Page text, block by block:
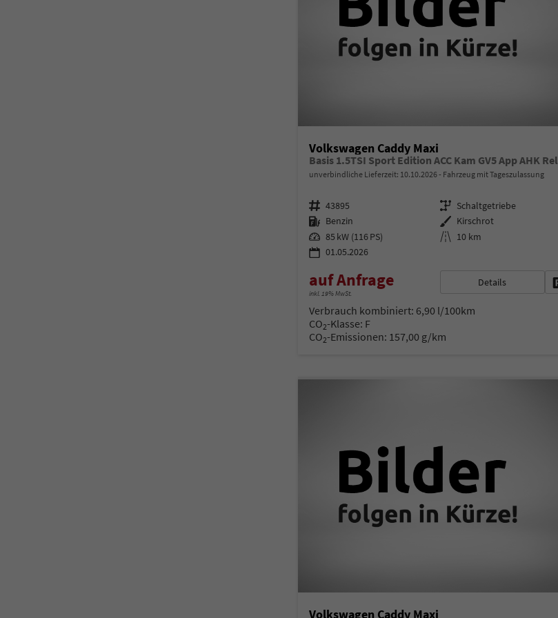
Volkswagen Caddy Maxi
unverbindliche Lieferzeit: 10.10.2026 Fahrzeug mit Tageszulassung
Fahrzeugnr. 43895 Getriebe Schaltgetriebe
Kraftstoff Benzin Außenfarbe Kirschrot
Leistung 85 kW (116 PS) Kilometerstand 10 km
01.05.2026
auf Anfrage
inkl. 19% MwSt.
Details
Verbrauch kombiniert: 6,90 l/100km
CO2-Klasse: F
CO2-Emissionen: 157,00 g/km
Volkswagen Caddy Maxi